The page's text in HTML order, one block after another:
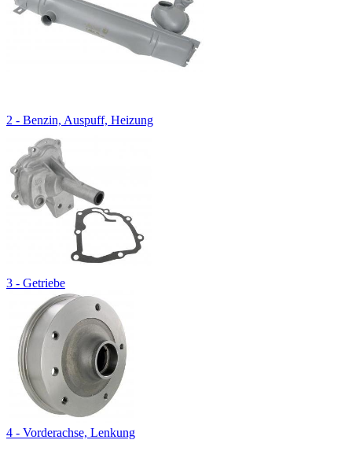
2 - Benzin, Auspuff, Heizung
3 - Getriebe
4 - Vorderachse, Lenkung